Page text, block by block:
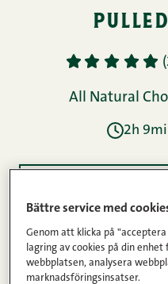
1 2 3 4 5
All Natural
2h
Instruktioner
Bättre service med
Genom att klicka på
lagring av cookies på din
webbplatsen, analysera
marknadsföringsinsatser.